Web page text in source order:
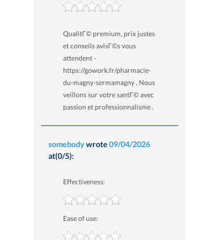
QualitГ© premium, prix justes
et conseils avisГ©s vous
attendent -
https://gowork.fr/pharmacie-
du-magny-sermamagny , Nous
veillons sur votre santГ© avec
passion et professionnalisme .
somebodywrote 09/04/2026
at(0/5):
Effectiveness:
Ease of use: